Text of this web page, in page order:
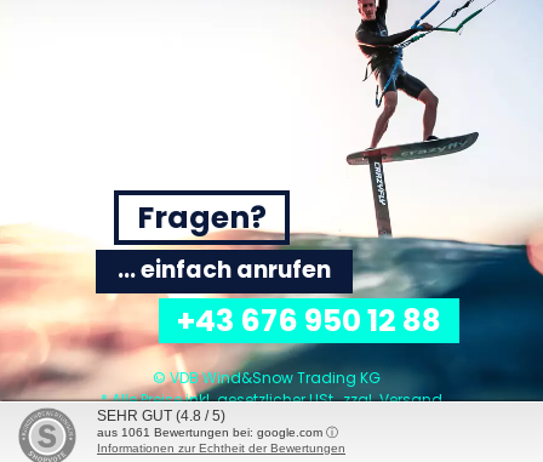
© VDB Wind&Snow Trading KG
* Alle Preise inkl. gesetzlicher USt., zzgl.Versand
Fragen?
... einfach anrufen
+43 676 950 12 88
SEHR GUT (4.8 / 5)
aus 1061 Bewertungen bei: google.com ⓘ
Informationen zur Echtheit der Bewertungen